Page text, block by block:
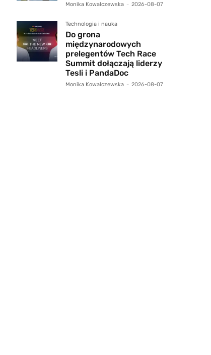
Monika Kowalczewska - 2026-08-07
Technologia i nauka
Do grona
międzynarodowych
prelegentów Tech Race
Summit dołączają liderzy
Tesli i PandaDoc
Monika Kowalczewska - 2026-08-07